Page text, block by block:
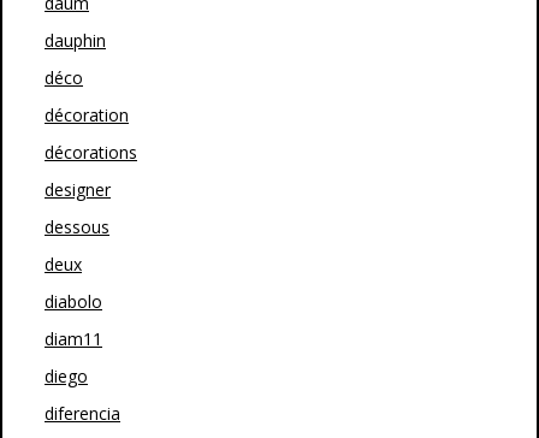
dauphin
déco
décoration
décorations
designer
dessous
deux
diabolo
diam11
diego
diferencia